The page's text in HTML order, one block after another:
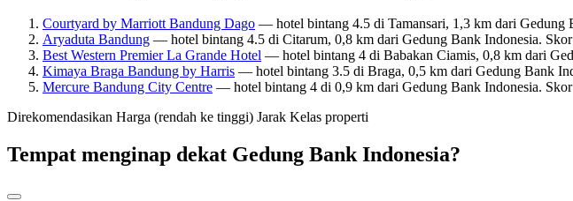
Courtyard by Marriott Bandung Dago — hotel bintang 4.5 di Tamansari, 1,3 km dari
Aryaduta Bandung — hotel bintang 4.5 di Citarum, 0,8 km dari Gedung Bank Indonesia.
Best Western Premier La Grande Hotel — hotel bintang 4 di Babakan Ciamis, 0,8 km dari
Kimaya Braga Bandung by Harris — hotel bintang 3.5 di Braga, 0,5 km dari Gedung Bank
Mercure Bandung City Centre — hotel bintang 4 di 0,9 km dari Gedung Bank Indonesia.
Direkomendasikan Harga (rendah ke tinggi) Jarak Kelas properti
Tempat menginap dekat Gedung Bank Indonesia?